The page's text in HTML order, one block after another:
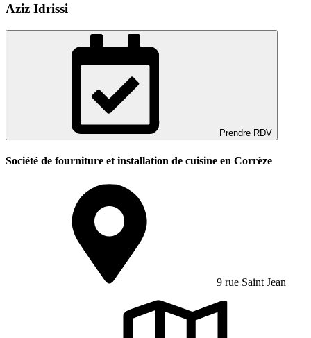
Aziz Idrissi
Prendre RDV
Société de fourniture et installation de cuisine en Corrèze
9 rue Saint Jean